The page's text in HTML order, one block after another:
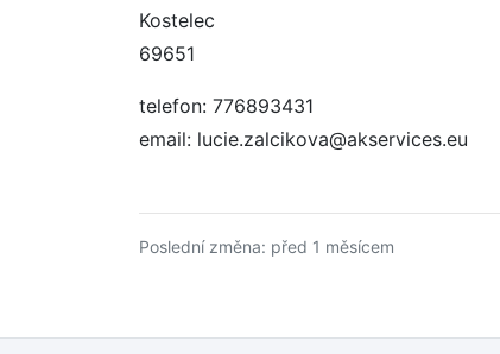
Kostelec
69651
telefon: 776893431
email: lucie.zalcikova@akservices.eu
Poslední změna: před 1 měsícem